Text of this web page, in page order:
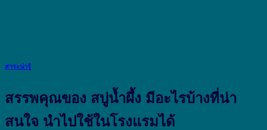
สาระน่ารู้
สรรพคุณของ สบู่น้ำผึ้ง มีอะไรบ้างที่น่า
สนใจ นำไปใช้ในโรงแรมได้